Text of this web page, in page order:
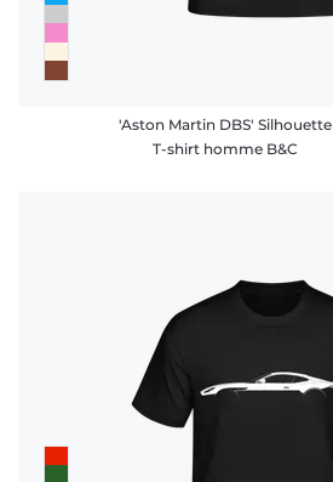
'Aston Martin DBS' Silhouette
T-shirt homme B&C